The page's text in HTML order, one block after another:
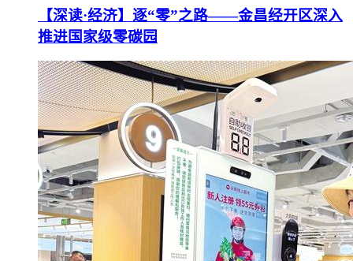
【深读·经济】逐“零”之路——金昌经开区深入
推进国家级零碳园